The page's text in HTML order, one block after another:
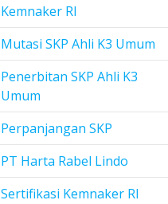
Kemnaker RI
Mutasi SKP Ahli K3 Umum
Penerbitan SKP Ahli K3
Umum
Perpanjangan SKP
PT Harta Rabel Lindo
Sertifikasi Kemnaker RI